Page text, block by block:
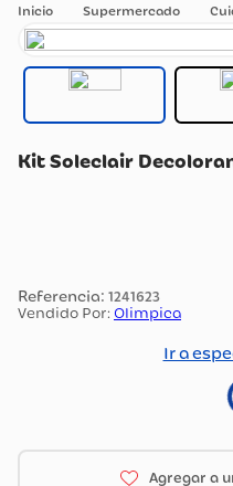
Supermercado
Kit Soleclair
: 1241623
Vendido Por: Olimpica
Ir a